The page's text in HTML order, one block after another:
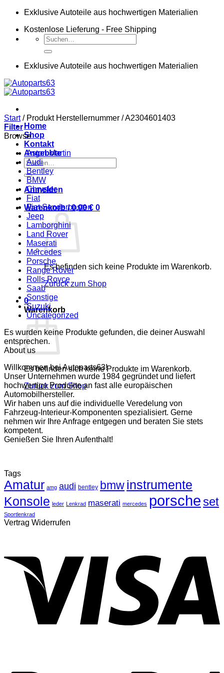
Zum
springen
Exklusive Autoteile aus hochwertigen Materialien
Kostenlose Lieferung - Free Shipping
Suchen
nach:
Exklusive Autoteile aus hochwertigen Materialien
Home
Shop
Kontakt
Angebote
Suchen
nach:
Anmelden
Warenkorb /0,00€ 0
Es befinden sich keine Produkte im Warenkorb.
Zurück zum Shop
0
Warenkorb
Es befinden sich keine Produkte im Warenkorb.
Zurück zum Shop
Start /Produkt Herstellernummer /A2304601403
Filter
Browse
Aston Martin
Audi
Bentley
BMW
Chrysler
Fiat
Fiat Sonderposten
Jeep
Lamborghini
Land Rover
Maserati
Mercedes
Porsche
Range Rover
Rolls Royce
Saab
Sonstige
Suzuki
Uncategorized
Es wurden keine Produkte gefunden, die deiner Auswahl
entsprechen.
About us
Willkommen bei Autoparts63!
Unser Unternehmen wurde 1984 gegründet und liefert
hochwertige Produkte an fast alle europäischen
Automobilhersteller.
Wir haben uns auf die individuelle Veredelung von
Fahrzeug-Interieur-Komponenten spezialisiert. Gerne
nehmen wir Ihre Anfrage entgegen und beraten Sie stets
kompetent.
Genießen Sie Ihren Aufenthalt!
Tags
Amatur amg audi bentley bmwinstrumente
Konsole leder Lenkrad maserati mercedes porsche set
Sportlenkrad
Vertrag Widerrufen